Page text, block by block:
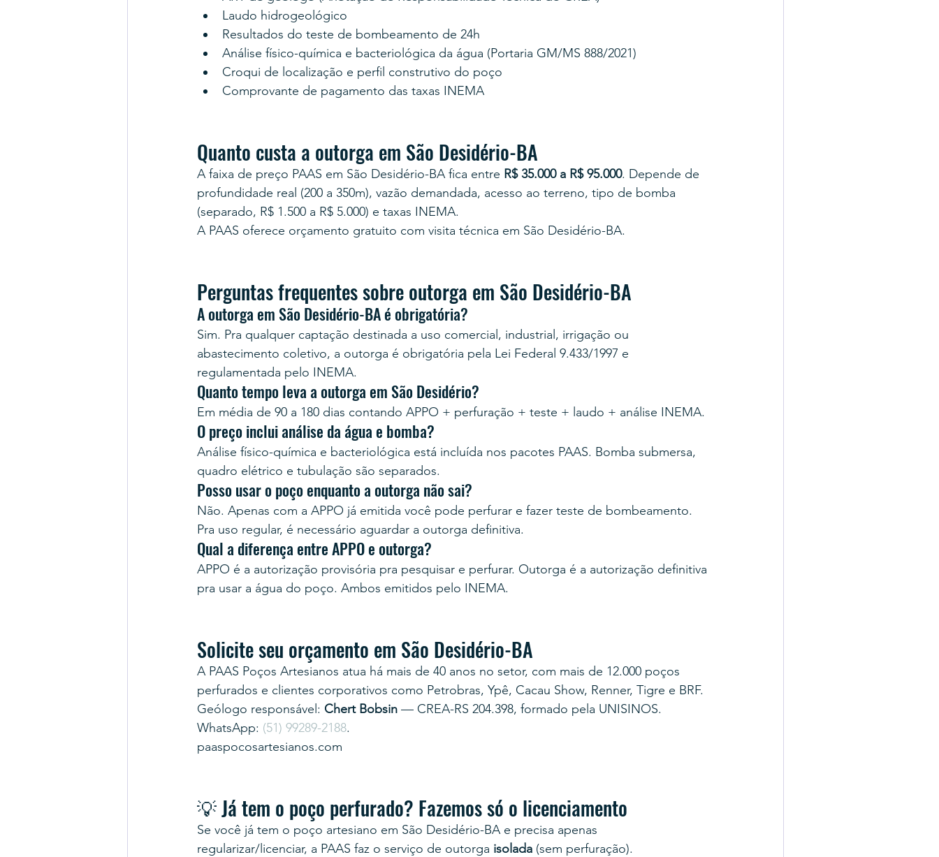
Laudo hidrogeológico
Resultados do teste de bombeamento de 24h
Análise físico-química e bacteriológica da água (Portaria GM/MS 888/2021)
Croqui de localização e perfil construtivo do poço
Comprovante de pagamento das taxas INEMA
Quanto custa a outorga em São Desidério-BA
A faixa de preço PAAS em São Desidério-BA fica entre R$ 35.000 a R$ 95.000. Depende de
profundidade real (200 a 350m), vazão demandada, acesso ao terreno, tipo de bomba
(separado, R$ 1.500 a R$ 5.000) e taxas INEMA.
A PAAS oferece orçamento gratuito com visita técnica em São Desidério-BA.
Perguntas frequentes sobre outorga em São Desidério-BA
A outorga em São Desidério-BA é obrigatória?
Sim. Pra qualquer captação destinada a uso comercial, industrial, irrigação ou
abastecimento coletivo, a outorga é obrigatória pela Lei Federal 9.433/1997 e
regulamentada pelo INEMA.
Quanto tempo leva a outorga em São Desidério?
Em média de 90 a 180 dias contando APPO + perfuração + teste + laudo + análise INEMA.
O preço inclui análise da água e bomba?
Análise físico-química e bacteriológica está incluída nos pacotes PAAS. Bomba submersa,
quadro elétrico e tubulação são separados.
Posso usar o poço enquanto a outorga não sai?
Não. Apenas com a APPO já emitida você pode perfurar e fazer teste de bombeamento.
Pra uso regular, é necessário aguardar a outorga definitiva.
Qual a diferença entre APPO e outorga?
APPO é a autorização provisória pra pesquisar e perfurar. Outorga é a autorização definitiva
pra usar a água do poço. Ambos emitidos pelo INEMA.
Solicite seu orçamento em São Desidério-BA
A PAAS Poços Artesianos atua há mais de 40 anos no setor, com mais de 12.000 poços
perfurados e clientes corporativos como Petrobras, Ypê, Cacau Show, Renner, Tigre e BRF.
Geólogo responsável: Chert Bobsin — CREA-RS 204.398, formado pela UNISINOS.
WhatsApp: (51) 99289-2188.
paaspocosartesianos.com
💡 Já tem o poço perfurado? Fazemos só o licenciamento
Se você já tem o poço artesiano em São Desidério-BA e precisa apenas
regularizar/licenciar, a PAAS faz o serviço de outorga isolada (sem perfuração).